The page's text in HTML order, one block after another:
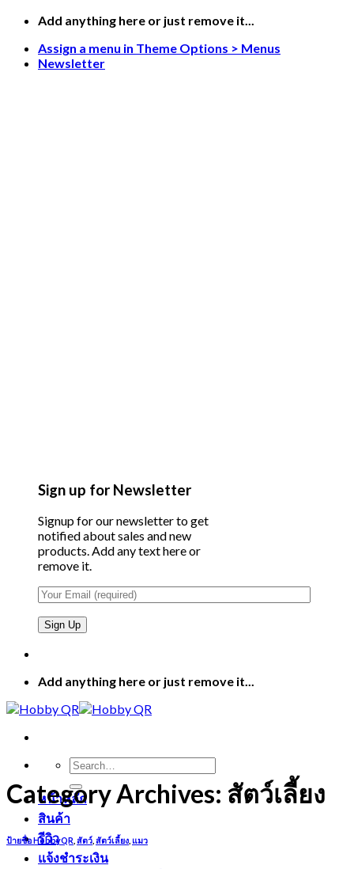
Skip
content
Add anything here or just remove it...
Assign a menu in Theme Options > Menus
Newsletter
Sign up for Newsletter
Signup for our newsletter to get
notified about sales and new
products. Add any text here or
remove it.
Add anything here or just remove it...
Search
for:
หน้าหลัก
สินค้า
รีวิว
แจ้งชำระเงิน
Category Archives: สัตว์เลี้ยง
ป้ายชื่อ HobbyQR สัตว์ สัตว์เลี้ยง แมว